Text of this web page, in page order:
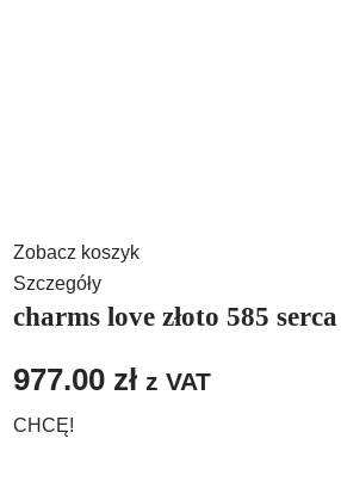
Zobacz koszyk
Szczegóły
charms love złoto 585
977.00 zł z VAT
CHCĘ!